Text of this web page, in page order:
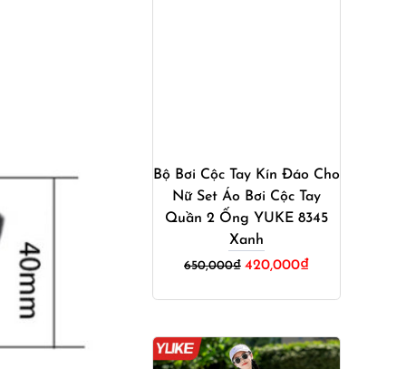
Bộ Bơi Cộc Tay Kín Đáo Cho
Nữ Set Áo Bơi Cộc Tay
Quần 2 Ống YUKE 8345
Xanh
650,000₫ Giá
là:
420,000₫Giá
tại
420,000₫.